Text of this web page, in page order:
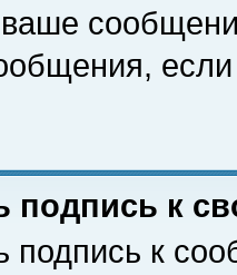
подпись к
подпись к